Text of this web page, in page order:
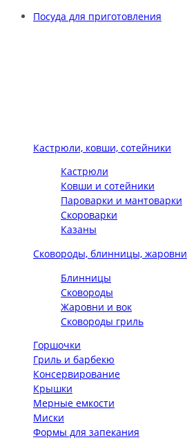
Посуда для приготовления
Кастрюли, ковши, сотейники
Кастрюли
Ковши и сотейники
Пароварки и мантоварки
Скороварки
Казаны
Сковороды, блинницы, жаровни
Блинницы
Сковороды
Жаровни и вок
Сковороды гриль
Горшочки
Гриль и барбекю
Консервирование
Крышки
Мерные емкости
Миски
Формы для запекания